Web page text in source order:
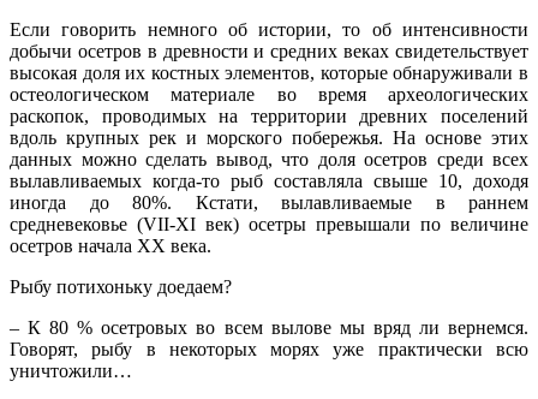
Если говорить немного об истории, то об интенсивности
добычи осетров в древности и средних веках свидетельствует
высокая доля их костных элементов, которые обнаруживали в
остеологическом материале во время археологических
раскопок, проводимых на территории древних поселений
вдоль крупных рек и морского побережья. На основе этих
данных можно сделать вывод, что доля осетров среди всех
вылавливаемых когда-то рыб составляла свыше 10, доходя
иногда до 80%. Кстати, вылавливаемые в раннем
средневековье (VII-XI век) осетры превышали по величине
осетров начала XX века.
Рыбу потихоньку доедаем?
– К 80 % осетровых во всем вылове мы вряд ли вернемся.
Говорят, рыбу в некоторых морях уже практически всю
уничтожили…